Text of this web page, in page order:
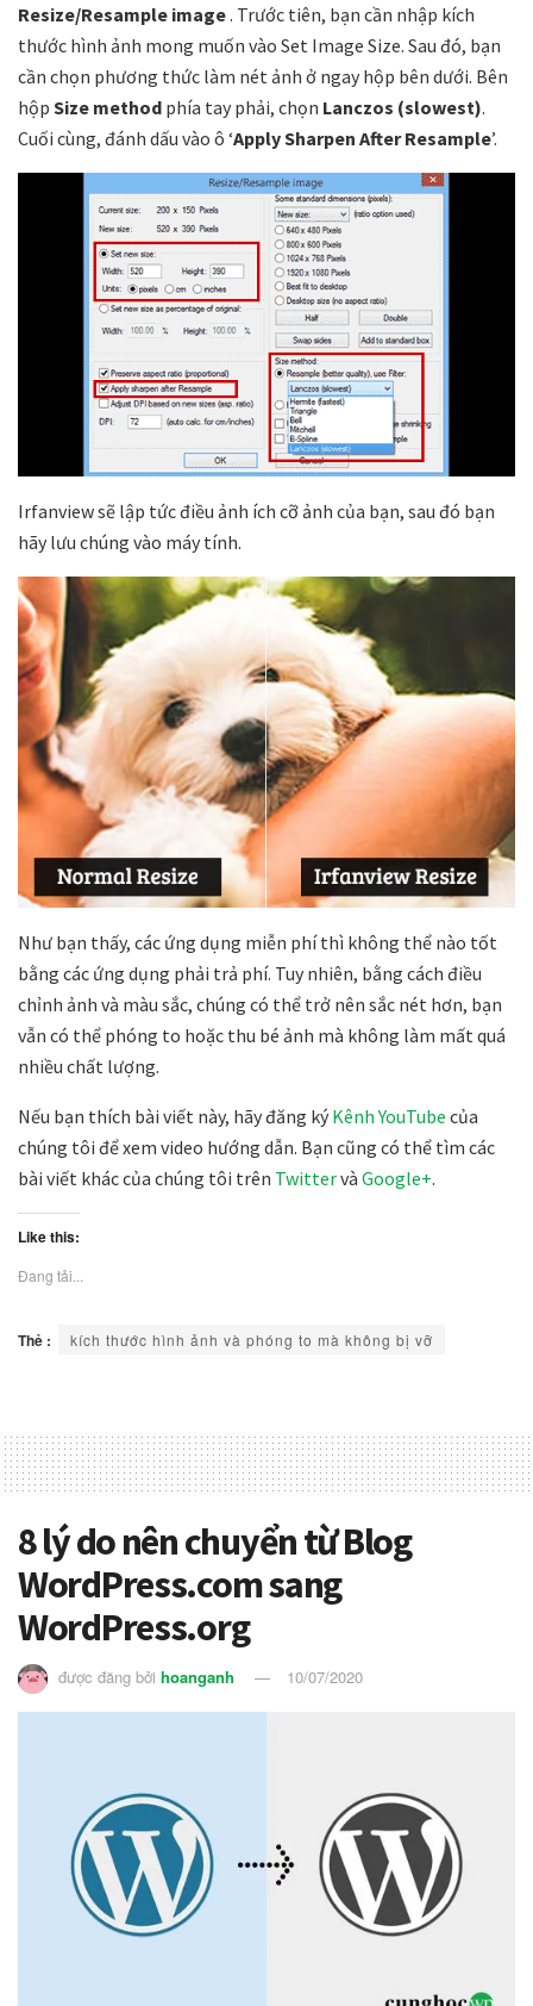
Resize/Resample image. Trước tiên, bạn cần nhập kích
thước hình ảnh mong muốn vào Set Image Size. Sau đó, bạn
cần chọn phương thức làm nét ảnh ở ngay hộp bên dưới. Bên
hộp Size method phía tay phải, chọn Lanczos (slowest).
Cuối cùng, đánh dấu vào ô ‘Apply Sharpen After Resample’.
Irfanview sẽ lập tức điều ảnh ích cỡ ảnh của bạn, sau đó bạn
hãy lưu chúng vào máy tính.
Như bạn thấy, các ứng dụng miễn phí thì không thể nào tốt
bằng các ứng dụng phải trả phí. Tuy nhiên, bằng cách điều
chỉnh ảnh và màu sắc, chúng có thể trở nên sắc nét hơn, bạn
vẫn có thể phóng to hoặc thu bé ảnh mà không làm mất quá
nhiều chất lượng.
Nếu bạn thích bài viết này, hãy đăng ký Kênh YouTube của
chúng tôi để xem video hướng dẫn. Bạn cũng có thể tìm các
bài viết khác của chúng tôi trên Twittervà Google+.
Like this:
Đang tải...
Thẻ : kích thước hình ảnh và phóng to mà không bị vỡ
8 lý do nên chuyển từ Blog
WordPress.com sang
WordPress.org
được đăng bởi hoanganh 10/07/2020